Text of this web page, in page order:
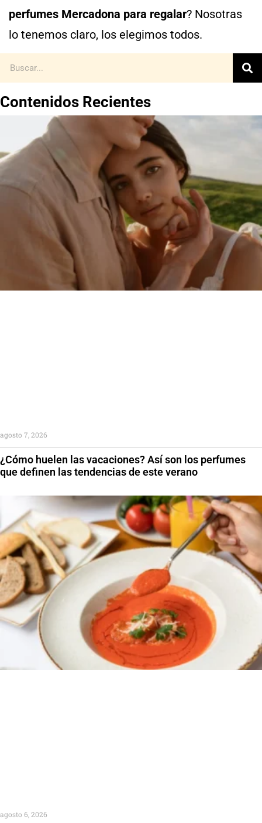
perfumes Mercadona para regalar? Nosotras
lo tenemos claro, los elegimos todos.
Contenidos Recientes
¿Cómo huelen las vacaciones? Así son los perfumes
que definen las tendencias de este verano
agosto 7, 2026
agosto 6, 2026